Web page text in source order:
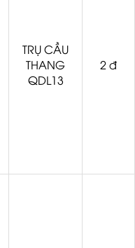
TRỤ CẦU
THANG
QDL13
2 đ